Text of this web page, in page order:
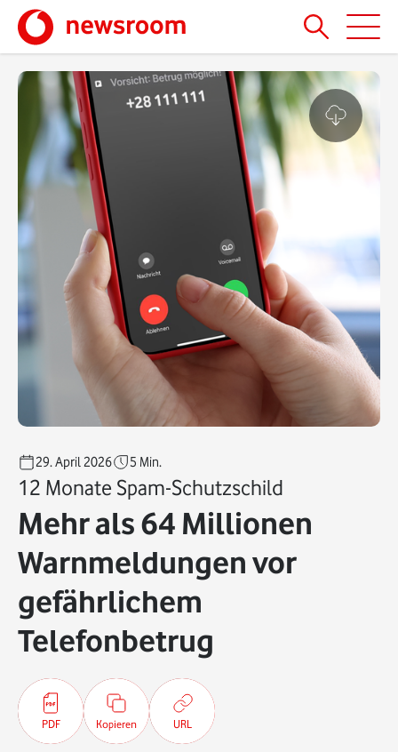
29. April 2026 5 Min.
12 Monate Spam-Schutzschild
Mehr als 64 Millionen
Warnmeldungen vor
gefährlichem
Telefonbetrug
PDF Kopieren URL